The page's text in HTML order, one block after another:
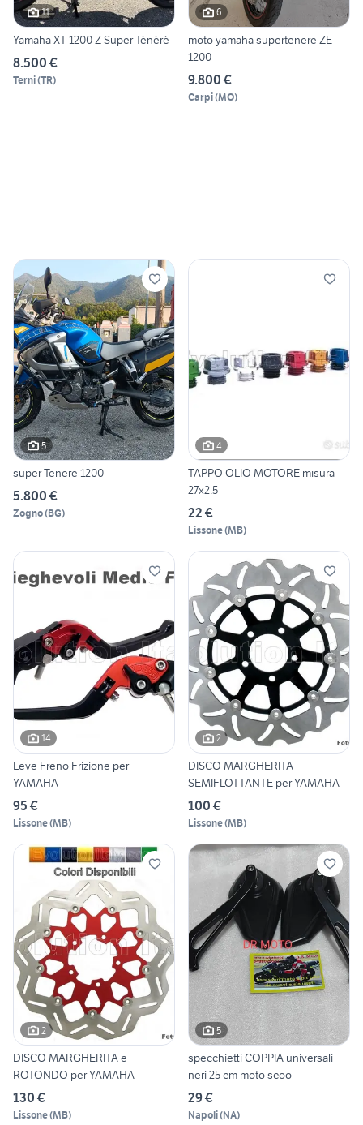
11
Yamaha XT 1200 Z Super Ténéré
8.500 €
Terni(TR)
6
moto yamaha supertenere ZE
1200
9.800 €
Carpi(MO)
5
super Tenere 1200
5.800 €
Zogno(BG)
4
TAPPO OLIO MOTORE misura
27x2.5
22 €
Lissone(MB)
14
Leve Freno Frizione per
YAMAHA
95 €
Lissone(MB)
2
DISCO MARGHERITA
SEMIFLOTTANTE per YAMAHA
100 €
Lissone(MB)
2
DISCO MARGHERITA e
ROTONDO per YAMAHA
130 €
Lissone(MB)
5
specchietti COPPIA universali
neri 25 cm moto scoo
29 €
Napoli(NA)